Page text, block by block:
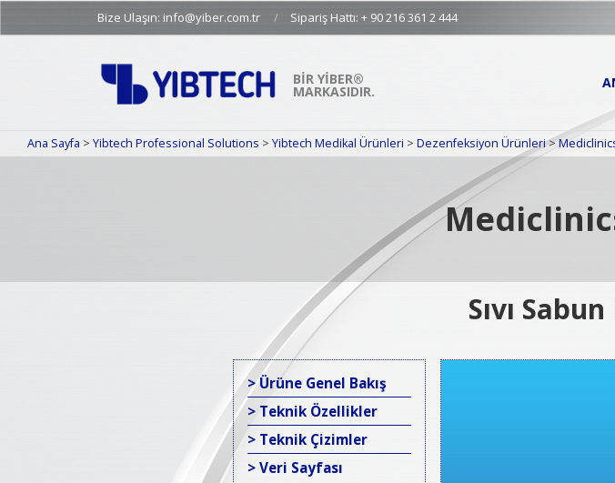
to
Bize Ulaşın: info@yiber.com.tr Sipariş Hattı: + 90 216 361 2 444
BIR YİBER®
MARKASIDIR.
Ana Sayfa > Yibtech Professional Solutions > Yibtech Medikal Ürünleri > Dezenfeksiyon Ürünleri>
Sıvı
> Ürüne Genel Bakış
> Teknik Özellikler
> Teknik Çizimler
> Veri Sayfası